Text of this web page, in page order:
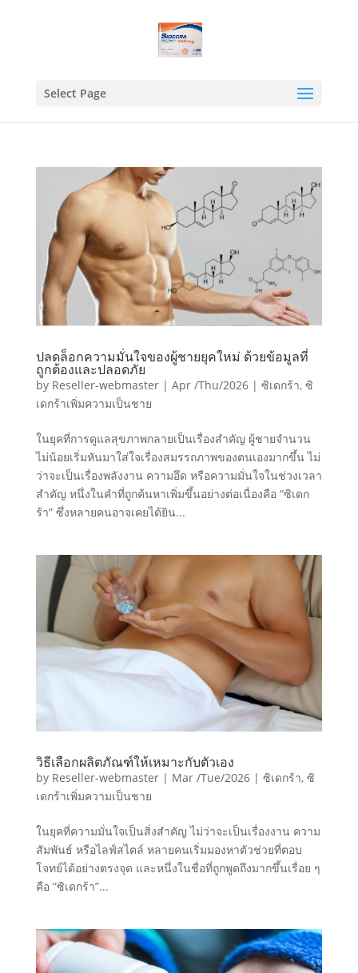
Select Page
ปลดล็อกความมั่นใจของผู้ชายยุคใหม่ ด้วยข้อมูลที่
ถูกต้องและปลอดภัย
by Reseller-webmaster| Apr /Thu/2026| ซิเดกร้า, ซิ
เดกร้าเพิ่มความเป็นชาย
ในยุคที่การดูแลสุขภาพกลายเป็นเรื่องสำคัญ ผู้ชายจำนวน
ไม่น้อยเริ่มหันมาใส่ใจเรื่องสมรรถภาพของตนเองมากขึ้น ไม่
ว่าจะเป็นเรื่องพลังงาน ความอึด หรือความมั่นใจในช่วงเวลา
สำคัญ หนึ่งในคำที่ถูกค้นหาเพิ่มขึ้นอย่างต่อเนื่องคือ “ซิเดก
ร้า” ซึ่งหลายคนอาจเคยได้ยิน...
วิธีเลือกผลิตภัณฑ์ให้เหมาะกับตัวเอง
by Reseller-webmaster| Mar /Tue/2026| ซิเดกร้า, ซิ
เดกร้าเพิ่มความเป็นชาย
ในยุคที่ความมั่นใจเป็นสิ่งสำคัญ ไม่ว่าจะเป็นเรื่องงาน ความ
สัมพันธ์ หรือไลฟ์สไตล์ หลายคนเริ่มมองหาตัวช่วยที่ตอบ
โจทย์ได้อย่างตรงจุด และหนึ่งในชื่อที่ถูกพูดถึงมากขึ้นเรื่อย ๆ
คือ “ซิเดกร้า”...